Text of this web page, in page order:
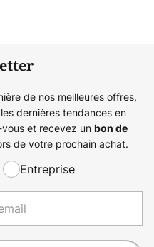
de nos meilleures offres,
dernières tendances en
et recevez un bon de
de votre prochain achat.
Entreprise